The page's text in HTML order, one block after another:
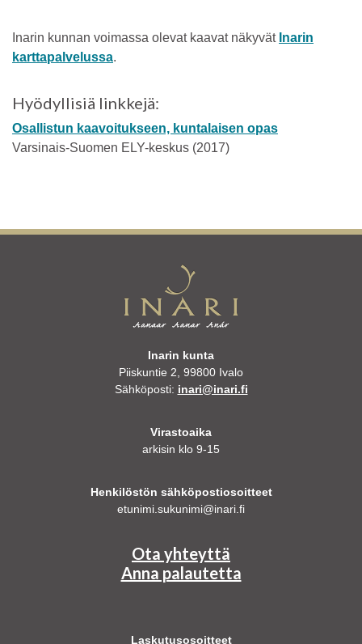
Inarin kunnan voimassa olevat kaavat näkyvät Inarin
karttapalvelussa.
Hyödyllisiä linkkejä:
Osallistun kaavoitukseen, kuntalaisen opas
Varsinais-Suomen ELY-keskus (2017)
Inarin kunta
Piiskuntie 2, 99800 Ivalo
Sähköposti: inari@inari.fi
Virastoaika
arkisin klo 9-15
Henkilöstön sähköpostiosoitteet
etunimi.sukunimi@inari.fi
Ota yhteyttä
Anna palautetta
Laskutusosoitteet